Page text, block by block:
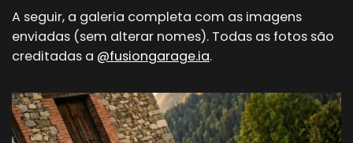
A seguir, a galeria completa com as imagens
enviadas (sem alterar nomes). Todas as fotos são
creditadas a @fusiongarage.ia.